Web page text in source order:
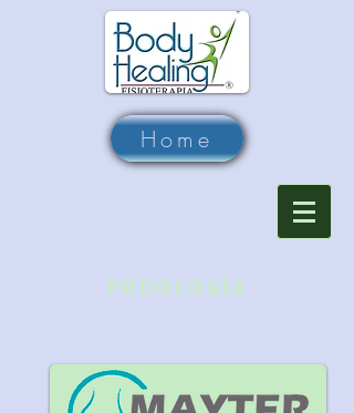
Home
PODOLOGÍA